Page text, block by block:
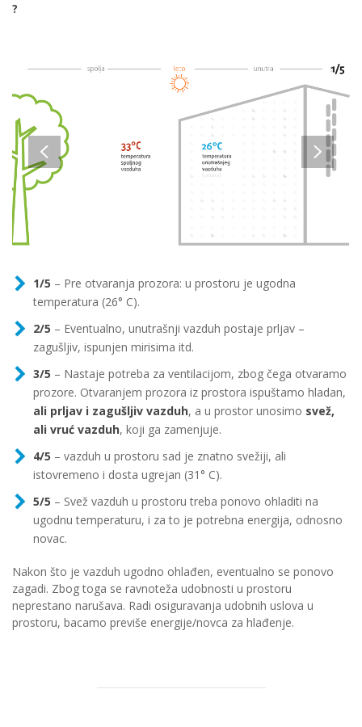
?
1/5 – Pre otvaranja prozora: u prostoru je ugodna
temperatura (26° C).
2/5 – Eventualno, unutrašnji vazduh postaje prljav –
zagušljiv, ispunjen mirisima itd.
3/5 – Nastaje potreba za ventilacijom, zbog čega otvaramo
prozore. Otvaranjem prozora iz prostora ispuštamo hladan,
ali prljav i zagušljiv vazduh, a u prostor unosimo svež,
ali vruć vazduh, koji ga zamenjuje.
4/5 – vazduh u prostoru sad je znatno svežiji, ali
istovremeno i dosta ugrejan (31° C).
5/5 – Svež vazduh u prostoru treba ponovo ohladiti na
ugodnu temperaturu, i za to je potrebna energija, odnosno
novac.
Nakon što je vazduh ugodno ohlađen, eventualno se ponovo
zagadi. Zbog toga se ravnoteža udobnosti u prostoru
neprestano narušava. Radi osiguravanja udobnih uslova u
prostoru, bacamo previše energije/novca za hlađenje.